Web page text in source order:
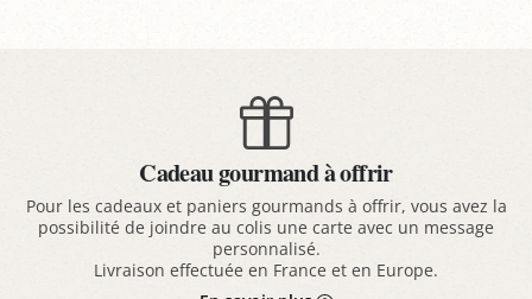
Cadeau gourmand à offrir
Pour les cadeaux et paniers gourmands à offrir, vous avez la
possibilité de joindre au colis une carte avec un message
personnalisé.
Livraison effectuée en France et en Europe.